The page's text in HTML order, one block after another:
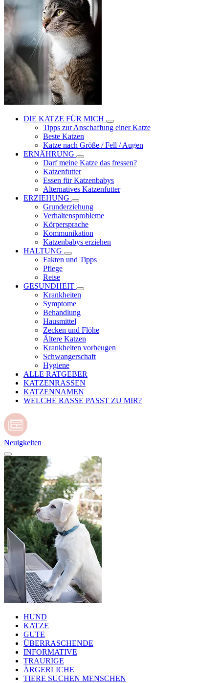
DIE KATZE FÜR MICH
Tipps zur Anschaffung einer Katze
Beste Katzen
Katze nach Größe / Fell / Augen
ERNÄHRUNG
Darf meine Katze das fressen?
Katzenfutter
Essen für Katzenbabys
Alternatives Katzenfutter
ERZIEHUNG
Grunderziehung
Verhaltensprobleme
Körpersprache
Kommunikation
Katzenbabys erziehen
HALTUNG
Fakten und Tipps
Pflege
Reise
GESUNDHEIT
Krankheiten
Symptome
Behandlung
Hausmittel
Zecken und Flöhe
Ältere Katzen
Krankheiten vorbeugen
Schwangerschaft
Hygiene
ALLE RATGEBER
KATZENRASSEN
KATZENNAMEN
WELCHE RASSE PASST ZU MIR?
Neuigkeiten
HUND
KATZE
GUTE
ÜBERRASCHENDE
INFORMATIVE
TRAURIGE
ÄRGERLICHE
TIERE SUCHEN MENSCHEN